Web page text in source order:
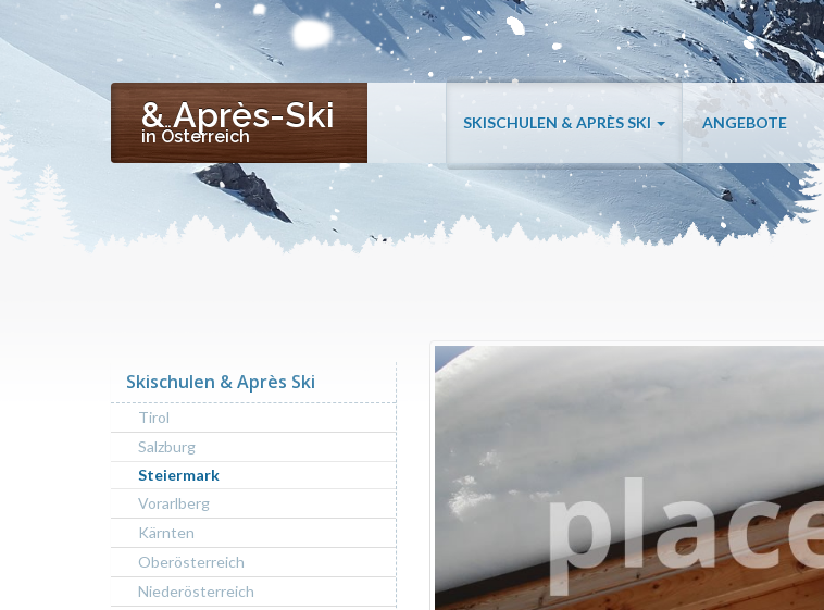
& Après-Ski
in Österreich
SKISCHULEN & APRÈS SKI ANGEBOTE
Skischulen & Après Ski
Tirol
Salzburg
Steiermark
Vorarlberg
Kärnten
Oberösterreich
Niederösterreich